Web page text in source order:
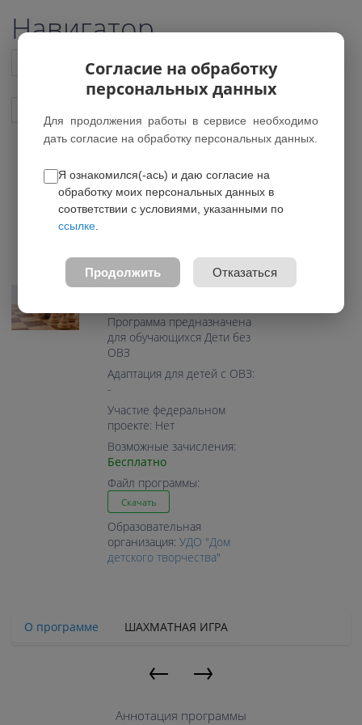
Навигатор
Список всех программ
Шахматная игра
*Нет действующих групп
Возраст: 11-15 лет
Направление:
Программа предназначена
для обучающихся Дети без
ОВЗ
Адаптация для детей с ОВЗ:
-
Участие федеральном
проекте: Нет
Возможные зачисления:
Бесплатно
Файл программы:
Скачать
Образовательная
организация: УДО "Дом
детского творчества"
О программе ШАХМАТНАЯ ИГРА
← →
Аннотация программы
Согласие на обработку
персональных данных
Для продолжения работы в сервисе необходимо
дать согласие на обработку персональных данных.
Я ознакомился(-ась) и даю согласие на
обработку моих персональных данных в
соответствии с условиями, указанными по
ссылке
Продолжить Отказаться